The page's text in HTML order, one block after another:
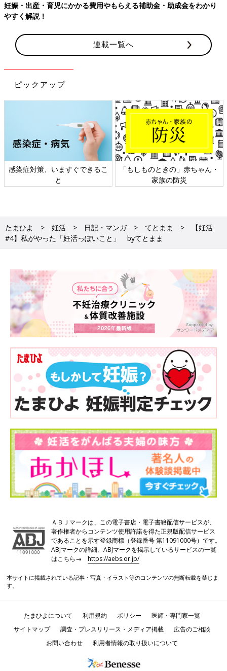
妊娠・出産・育児にかかる費用やもらえる補助金・助成金をわかり
やすく解説！
連載一覧へ
ピックアップ
感染症対策、いますぐできるこ
と
「もしものときの」赤ちゃん・
家族の防災
たまひよ 妊活 日記・マンガ てとまま
【妊活
#4】私がやった「妊活っぽいこと」 byてとまま
ＡＢＪマークは、この電子書店・電子書籍配信サービスが、
著作権者からコンテンツ使用許諾を得た正規版配信サービス
であることを示す登録商標（登録番号 第11091000号）です。
ABJマークの詳細、ABJマークを掲示しているサービスの一覧
はこちら→https://aebs.or.jp/
本サイトに掲載されている記事・写真・イラスト等のコンテンツの無断転載を禁じま
す。
たまひよについて 利用規約 ポリシー
医師・専門家一覧
サイトマップ
調査・プレスリリース・メディア掲載
広告のご相談
お問い合わせ
利用者情報の取り扱いについて